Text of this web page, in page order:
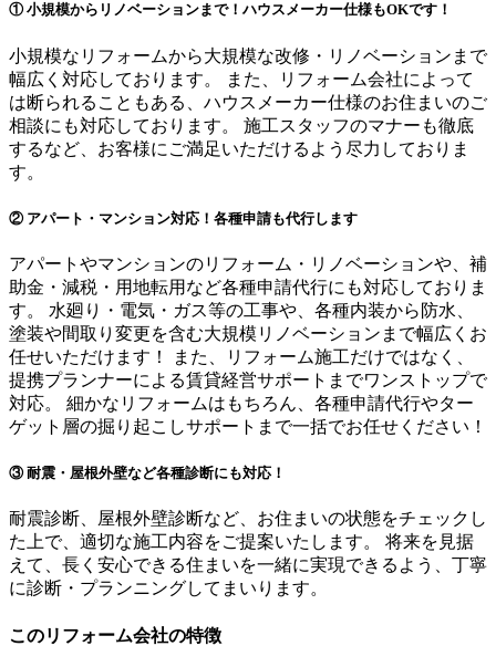
① 小規模からリノベーションまで！ハウスメーカー仕様もOKです！
小規模なリフォームから大規模な改修・リノベーションまで
幅広く対応しております。 また、リフォーム会社によって
は断られることもある、ハウスメーカー仕様のお住まいのご
相談にも対応しております。 施工スタッフのマナーも徹底
するなど、お客様にご満足いただけるよう尽力しておりま
す。
② アパート・マンション対応！各種申請も代行します
アパートやマンションのリフォーム・リノベーションや、補
助金・減税・用地転用など各種申請代行にも対応しておりま
す。 水廻り・電気・ガス等の工事や、各種内装から防水、
塗装や間取り変更を含む大規模リノベーションまで幅広くお
任せいただけます！ また、リフォーム施工だけではなく、
提携プランナーによる賃貸経営サポートまでワンストップで
対応。 細かなリフォームはもちろん、各種申請代行やター
ゲット層の掘り起こしサポートまで一括でお任せください！
③ 耐震・屋根外壁など各種診断にも対応！
耐震診断、屋根外壁診断など、お住まいの状態をチェックし
た上で、適切な施工内容をご提案いたします。 将来を見据
えて、長く安心できる住まいを一緒に実現できるよう、丁寧
に診断・プランニングしてまいります。
このリフォーム会社の特徴